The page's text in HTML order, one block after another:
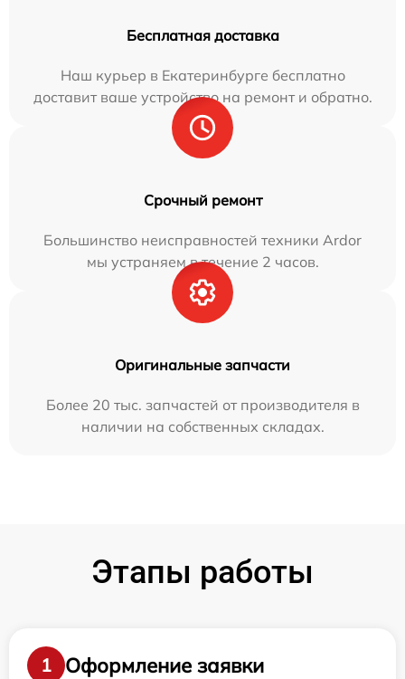
Бесплатная доставка
Наш курьер в Екатеринбурге бесплатно
доставит ваше устройство на ремонт и обратно.
Срочный ремонт
Большинство неисправностей техники Ardor
мы устраняем в течение 2 часов.
Оригинальные запчасти
Более 20 тыс. запчастей от производителя в
наличии на собственных складах.
Этапы работы
1
Оформление заявки